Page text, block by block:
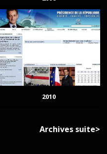
2010
Archives suite>